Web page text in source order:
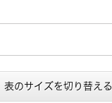
表のサイズを切り替える